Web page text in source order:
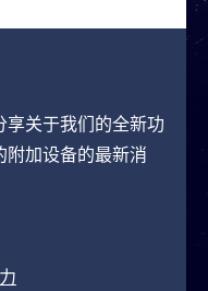
享关于我们的全新功
附加设备的最新消